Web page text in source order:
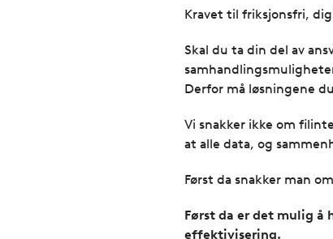
Kravet til friksjonsfri,
Skal du ta din del av
Derfor må løsningene
Vi snakker ikke om
at alle data, og
Først da snakker man
Først da er det mulig å
effektivisering.